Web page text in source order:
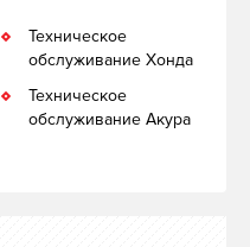
Техническое
обслуживание Хонда
Техническое
обслуживание Акура